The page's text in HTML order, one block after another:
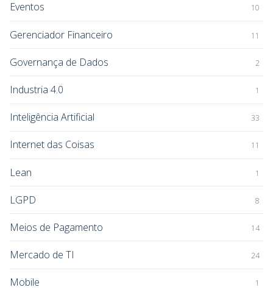
Eventos 10
Gerenciador Financeiro 11
Governança de Dados 2
Industria 4.0 1
Inteligência Artificial 33
Internet das Coisas 11
Lean 1
LGPD 8
Meios de Pagamento 14
Mercado de TI 24
Mobile 1